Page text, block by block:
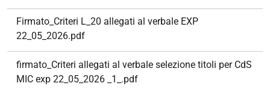
Firmato_Criteri L_20 allegati al verbale EXP
22_05_2026.pdf
firmato_Criteri allegati al verbale selezione titoli per CdS
MIC exp 22_05_2026 _1_.pdf